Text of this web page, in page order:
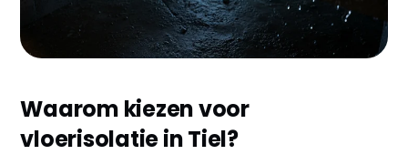
verdien je je investering binnen 6-8 jaar volledig
Waarom kiezen voor
vloerisolatie in Tiel?